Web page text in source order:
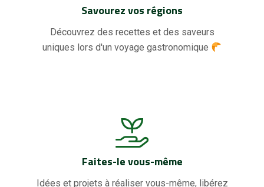
Savourez vos régions
Découvrez des recettes et des saveurs
uniques lors d'un voyage gastronomique
Faites-le vous-même
Idées et projets à réaliser vous-même, libérez